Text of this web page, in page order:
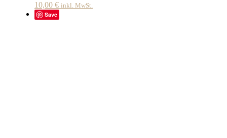
10,00 € inkl. MwSt.
Save